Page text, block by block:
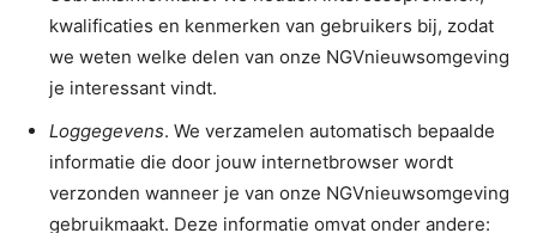
kwalificaties en kenmerken van gebruikers bij, zodat
we weten welke delen van onze NGVnieuwsomgeving
je interessant vindt.
Loggegevens. We verzamelen automatisch bepaalde
informatie die door jouw internetbrowser wordt
verzonden wanneer je van onze NGVnieuwsomgeving
gebruikmaakt. Deze informatie omvat onder andere: